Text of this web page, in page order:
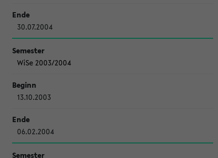
30.07.2004
WiSe 2003/2004
13.10.2003
06.02.2004